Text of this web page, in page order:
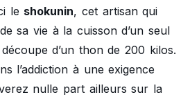
le shokunin, cet artisan qui
sa vie à la cuisson d’un seul
d’un thon de 200 kilos.
l’addiction à une exigence
nulle part ailleurs sur la